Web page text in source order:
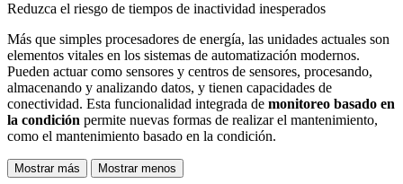
Reduzca el riesgo de tiempos de inactividad inesperados
Más que simples procesadores de energía, las unidades actuales son
elementos vitales en los sistemas de automatización modernos.
Pueden actuar como sensores y centros de sensores, procesando,
almacenando y analizando datos, y tienen capacidades de
conectividad. Esta funcionalidad integrada de monitoreo basado en
la condición permite nuevas formas de realizar el mantenimiento,
como el mantenimiento basado en la condición.
Mostrar más Mostrar menos